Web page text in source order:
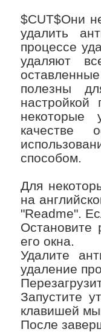
$CUT$Они
удалить
процессе
удаляют
полезны
настройкой
некоторые
качестве
способом.
Для
на
"Readme".
Остановите
его окна.
Удалите
удаление
Запустите
клавишей
После